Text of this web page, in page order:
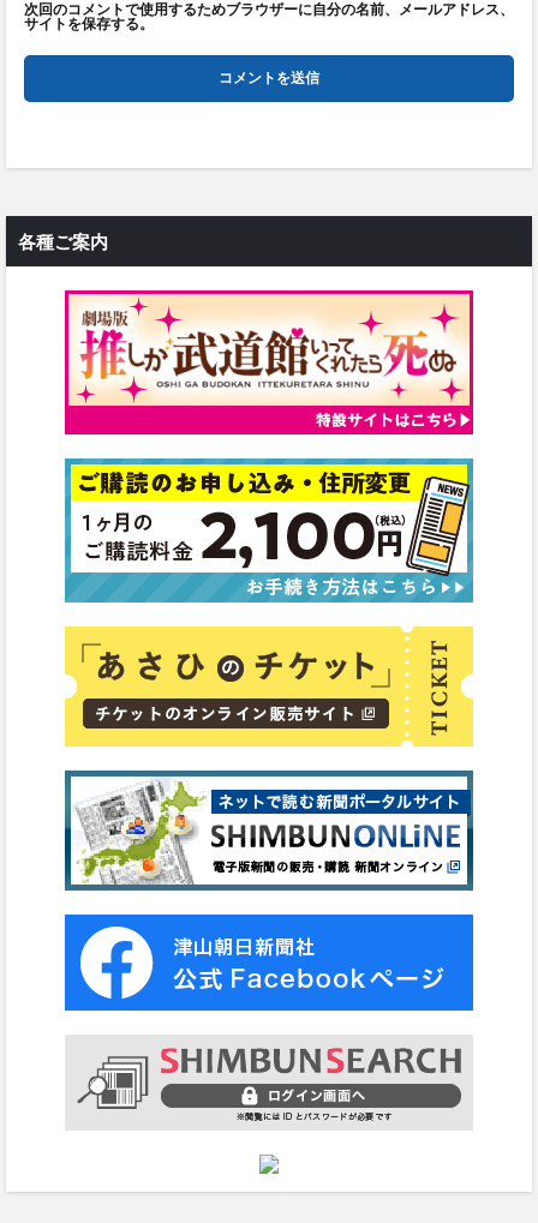
次回のコメントで使用するためブラウザーに自分の名前、メールアドレス、
サイトを保存する。
各種ご案内